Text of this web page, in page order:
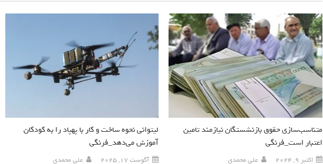
لیتوانی نحوه ساخت و کار با پهپاد را به کودکان
آموزش می‌دهد_فرنگی
آگوست 17, 2025 علی محمدی
متناسب‌سازي حقوق بازنشستگان نيازمند تامين
اعتبار است_فرنگی
اکتبر 9, 2024 علی محمدی